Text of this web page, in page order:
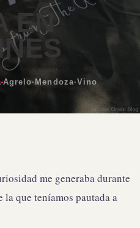
Bodegas
EN
Agrelo· Mendoza·Vino
me generaba durante
la que teníamos pautada a